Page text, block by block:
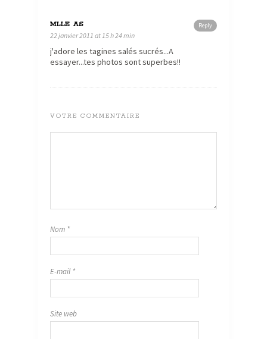
Reply
MLLE AS
22 janvier 2011 at 15 h 24 min
j'adore les tagines salés sucrés...A
essayer...tes photos sont superbes!!
VOTRE COMMENTAIRE
Nom *
E-mail *
Site web